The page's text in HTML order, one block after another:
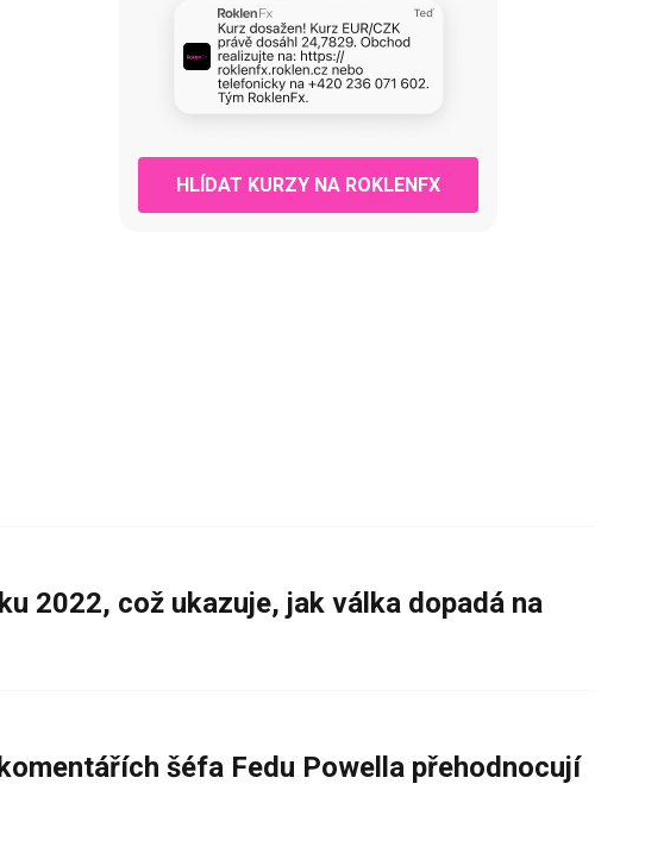
HLÍDAT KURZY NA ROKLENFX
2022, což ukazuje, jak válka dopadá na
šéfa Fedu Powella přehodnocují